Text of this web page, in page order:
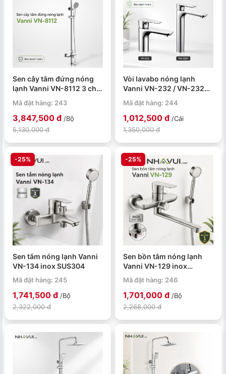
Sen cây tắm đứng nóng
lạnh Vanni VN-8112 3 chế
Mã đặt hàng: 243
3,847,500 đ /Bộ
5,130,000 đ
Vòi lavabo nóng lạnh
Vanni VN-232 / VN-232C
Mã đặt hàng: 244
1,012,500 đ /Cái
1,350,000 đ
-25%
Sen tắm nóng lạnh Vanni
VN-134 inox SUS304
Mã đặt hàng: 245
1,741,500 đ /Bộ
2,322,000 đ
-25%
Sen bồn tắm nóng lạnh
Vanni VN-129 inox
SUS304
Mã đặt hàng: 246
1,701,000 đ /Bộ
2,268,000 đ